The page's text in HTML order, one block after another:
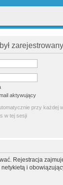
aktywujący
przy każdej
w tej sesji
Rejestracja
i